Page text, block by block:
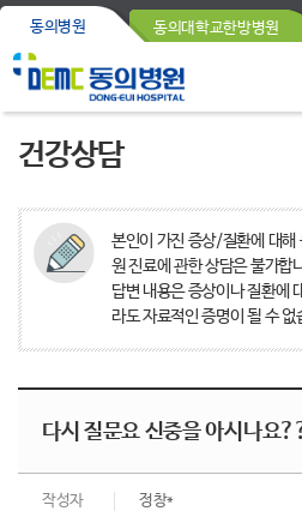
동의병원 동의대학교한방병원
건강상담
본인이 가진 증상/질환에 대해
원 진료에 관한 상담은 불가합
답변 내용은 증상이나 질환에
라도 자료적인 증명이 될 수 없
다시 질문요 신중을 아시나요
작성자 정창*